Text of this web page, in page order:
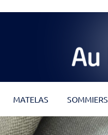
MATELAS SOMMIERS